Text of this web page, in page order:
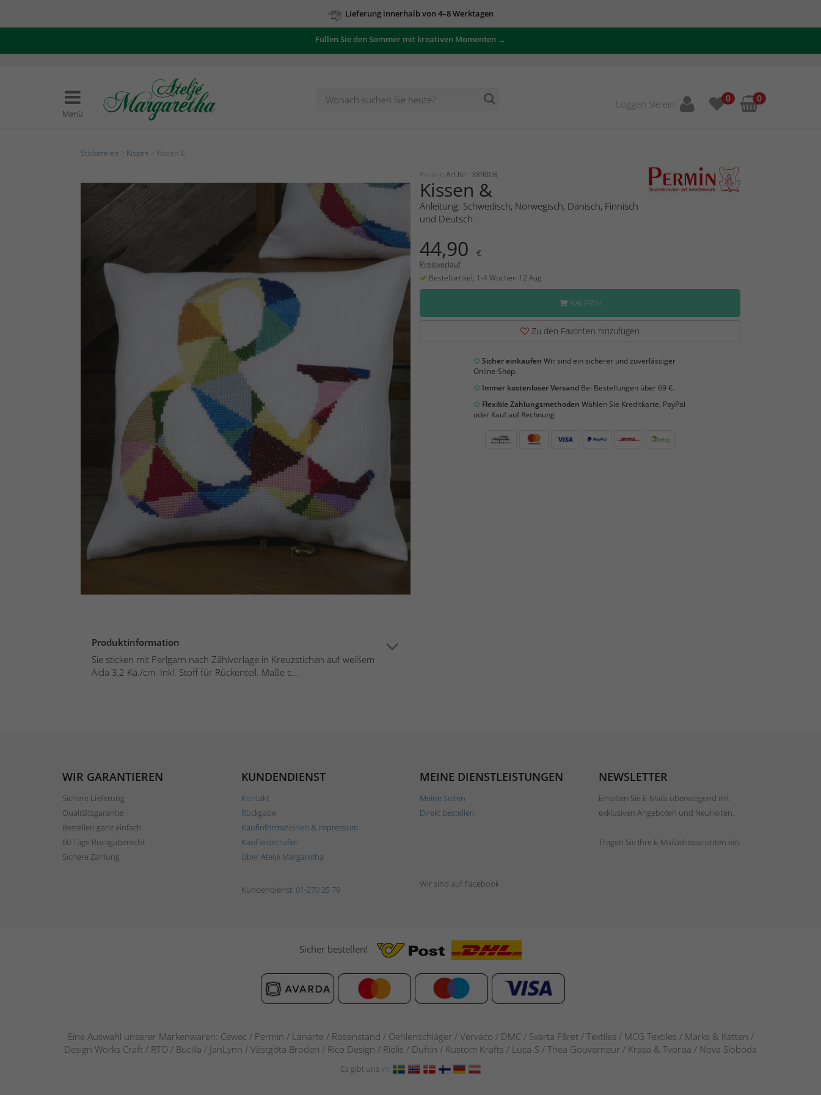
Lieferung innerhalb von 4–8 Werktagen
Zu unseren Angeboten
Füllen Sie den Sommer mit kreativen Momenten →
Menü
Loggen Sie ein 0 0
Stickereien Kissen > Kissen &
Produktinformation
Sie sticken mit Perlgarn nach Zählvorlage in Kreuzstichen auf weißem
Aida 3,2 Kä./cm. Inkl. Stoff für Rückenteil. Maße c...
Permin Art.Nr.: 389008
Kissen &
Anleitung: Schwedisch, Norwegisch, Dänisch, Finnisch
und Deutsch.
44,90 €
Preisverlauf
Bestellartikel, 1-4 Wochen 12 Aug
KAUFEN
Zu den Favoriten hinzufügen
Sicher einkaufen Wir sind ein sicherer und zuverlässiger
Online-Shop.
Immer kostenloser VersandBei Bestellungen über 69 €.
Flexible Zahlungsmethoden Wählen Sie Kreditkarte, PayPal
oder Kauf auf Rechnung
WIR GARANTIEREN
Sichere Lieferung
Qualitätsgarantie
Bestellen ganz einfach
60 Tage Rückgaberecht
Sichere Zahlung
KUNDENDIENST
Kontakt
Rückgabe
Kaufinformationen & Impressum
Kauf widerrufen
Über Ateljé Margaretha
MEINE DIENSTLEISTUNGEN
Meine Seiten
Direkt bestellen
NEWSLETTER
Erhalten Sie E-Mails überwiegend mit
exklusiven Angeboten und Neuheiten.
Tragen Sie Ihre E-Mailadresse unten ein.
Kundendienst: 01-270 25 79
Wir sind auf Facebook
Sicher bestellen!
Eine Auswahl unserer Markenwaren: Cewec / Permin / Lanarte / Rosenstand / Oehlenschläger / Vervaco / DMC / Svarta Fåret / Textiles / MCG Textiles / Marks & Katten /
Design Works Craft / RTO / Bucilla / JanLynn / Västgöta Broderi / Rico Design / Riolis / Duftin / Kustom Krafts / Luca-S / Thea Gouverneur / Krasa & Tvorba / Nova Sloboda
Es gibt uns in: